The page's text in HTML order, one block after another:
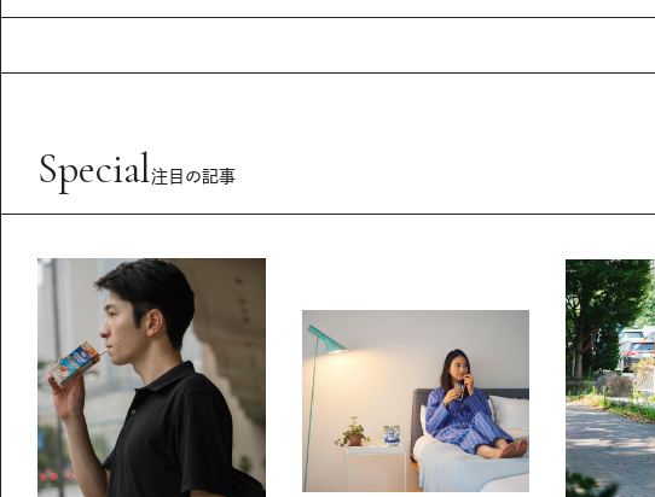
Special注目の記事